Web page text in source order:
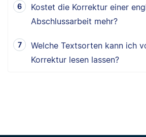
Kostet die Korrektur einer
Abschlussarbeit mehr?
Welche Textsorten kann ich
Korrektur lesen lassen?